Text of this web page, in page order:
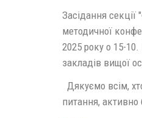
Засідання секції
методичної
2025 року о 15-
закладів вищої
Дякуємо всім,
питання, активно